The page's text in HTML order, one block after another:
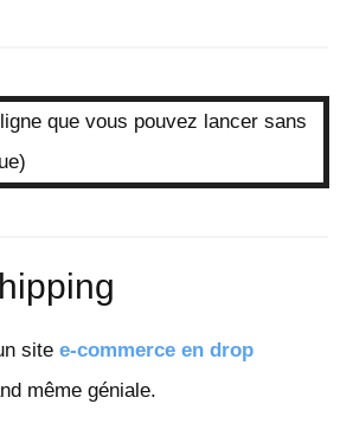
site e-commerce en drop
même géniale.